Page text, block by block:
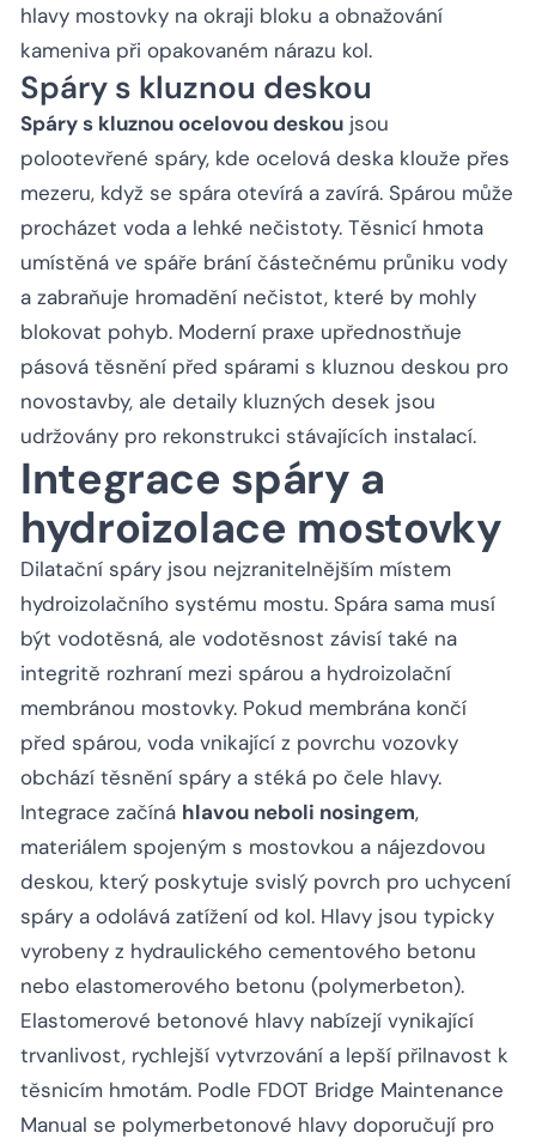
hlavy mostovky na okraji bloku a obnažování
kameniva při opakovaném nárazu kol.
Spáry s kluznou deskou
Spáry s kluznou ocelovou deskou jsou
polootevřené spáry, kde ocelová deska klouže přes
mezeru, když se spára otevírá a zavírá. Spárou může
procházet voda a lehké nečistoty. Těsnicí hmota
umístěná ve spáře brání částečnému průniku vody
a zabraňuje hromadění nečistot, které by mohly
blokovat pohyb. Moderní praxe upřednostňuje
pásová těsnění před spárami s kluznou deskou pro
novostavby, ale detaily kluzných desek jsou
udržovány pro rekonstrukci stávajících instalací.
Integrace spáry a
hydroizolace mostovky
Dilatační spáry jsou nejzranitelnějším místem
hydroizolačního systému mostu. Spára sama musí
být vodotěsná, ale vodotěsnost závisí také na
integritě rozhraní mezi spárou a hydroizolační
membránou mostovky. Pokud membrána končí
před spárou, voda vnikající z povrchu vozovky
obchází těsnění spáry a stéká po čele hlavy.
Integrace začíná hlavou neboli nosingem,
materiálem spojeným s mostovkou a nájezdovou
deskou, který poskytuje svislý povrch pro uchycení
spáry a odolává zatížení od kol. Hlavy jsou typicky
vyrobeny z hydraulického cementového betonu
nebo elastomerového betonu (polymerbeton).
Elastomerové betonové hlavy nabízejí vynikající
trvanlivost, rychlejší vytvrzování a lepší přilnavost k
těsnicím hmotám. Podle FDOT Bridge Maintenance
Manual se polymerbetonové hlavy doporučují pro